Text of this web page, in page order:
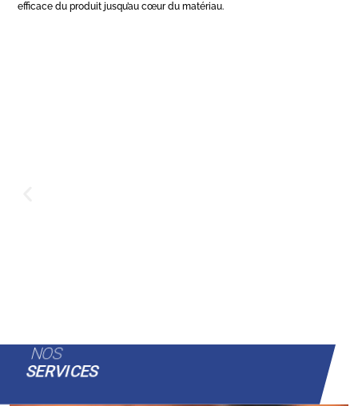
efficace du produit jusqu’au cœur du matériau.
NOS
SERVICES